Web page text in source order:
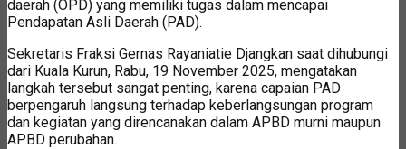
daerah (OPD) yang memiliki tugas dalam mencapai
Pendapatan Asli Daerah (PAD).
Sekretaris Fraksi Gernas Rayaniatie Djangkan saat dihubungi
dari Kuala Kurun, Rabu, 19 November 2025, mengatakan
langkah tersebut sangat penting, karena capaian PAD
berpengaruh langsung terhadap keberlangsungan program
dan kegiatan yang direncanakan dalam APBD murni maupun
APBD perubahan.